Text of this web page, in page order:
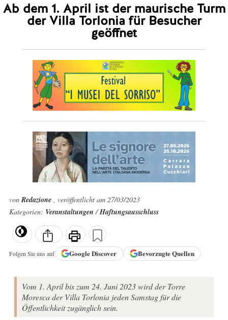
Ab dem 1. April ist der maurische Turm
der Villa Torlonia für Besucher
geöffnet
vonRedazione , veröffentlicht am 27/03/2023
Kategorien: Veranstaltungen/Haftungsausschluss
Folgen Sie uns auf GoogleDiscover Bevorzugte Quellen
Vom 1. April bis zum 24. Juni 2023 wird der Torre
Moresca der Villa Torlonia jeden Samstag für die
Öffentlichkeit zugänglich sein.